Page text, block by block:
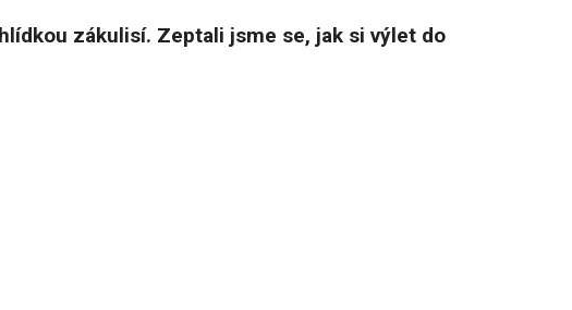
zákulisí. Zeptali jsme se, jak si výlet do